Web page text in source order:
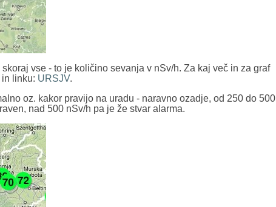
vse - to je količino sevanja v nSv/h. Za kaj več in za graf
linku: URSJV.
oz. kakor pravijo na uradu - naravno ozadje, od 250 do 500
nad 500 nSv/h pa je že stvar alarma.